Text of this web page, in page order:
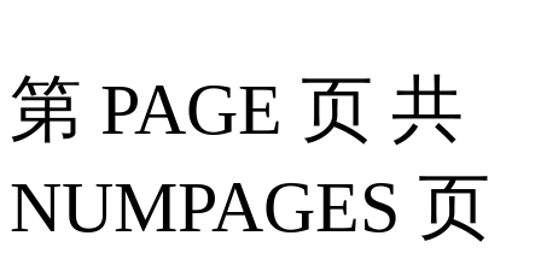
第 PAGE 页 共
NUMPAGES 页